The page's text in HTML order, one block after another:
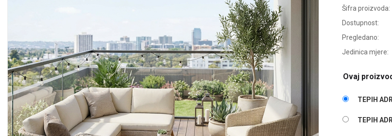
Šifra proizvoda:
Dostupnost:
Pregledano:
Jedinica mjere:
Ovaj
TEPIH
TEPIH